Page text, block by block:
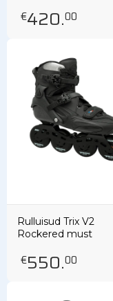
€420.00
Rulluisud Trix V2
Rockered must
€550.00